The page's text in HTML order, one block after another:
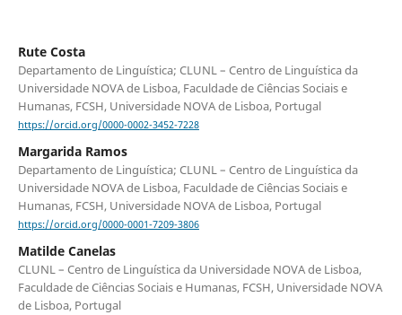
Rute Costa
Departamento de Linguística; CLUNL – Centro de Linguística da
Universidade NOVA de Lisboa, Faculdade de Ciências Sociais e
Humanas, FCSH, Universidade NOVA de Lisboa, Portugal
https://orcid.org/0000-0002-3452-7228
Margarida Ramos
Departamento de Linguística; CLUNL – Centro de Linguística da
Universidade NOVA de Lisboa, Faculdade de Ciências Sociais e
Humanas, FCSH, Universidade NOVA de Lisboa, Portugal
https://orcid.org/0000-0001-7209-3806
Matilde Canelas
CLUNL – Centro de Linguística da Universidade NOVA de Lisboa,
Faculdade de Ciências Sociais e Humanas, FCSH, Universidade NOVA
de Lisboa, Portugal